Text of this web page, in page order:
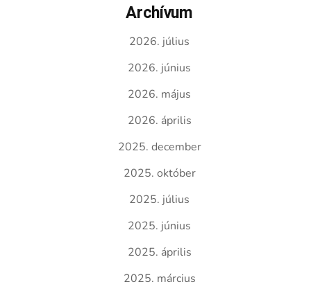
Archívum
2026. július
2026. június
2026. május
2026. április
2025. december
2025. október
2025. július
2025. június
2025. április
2025. március